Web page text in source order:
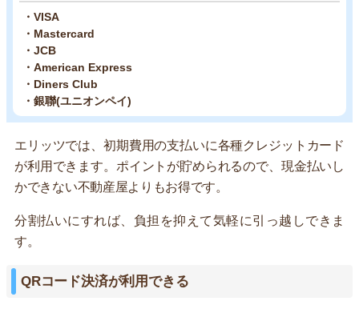
・VISA
・Mastercard
・JCB
・American Express
・Diners Club
・銀聯(ユニオンペイ)
エリッツでは、初期費用の支払いに各種クレジットカード
が利用できます。ポイントが貯められるので、現金払いし
かできない不動産屋よりもお得です。
分割払いにすれば、負担を抑えて気軽に引っ越しできま
す。
QRコード決済が利用できる